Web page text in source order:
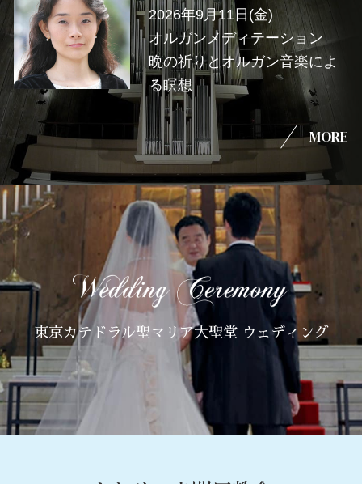
2026年9月11日(金)
オルガンメディテーション
晩の祈りとオルガン音楽によ
る瞑想
MORE
東京カテドラル聖マリア大聖堂 ウェディング